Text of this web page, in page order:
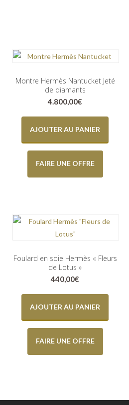
Montre Hermès Nantucket Jeté
de diamants
4.800,00€
AJOUTER AU PANIER
FAIRE UNE OFFRE
Foulard en soie Hermès « Fleurs
de Lotus »
440,00€
AJOUTER AU PANIER
FAIRE UNE OFFRE